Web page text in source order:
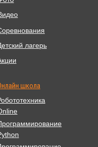
школа
лагерь